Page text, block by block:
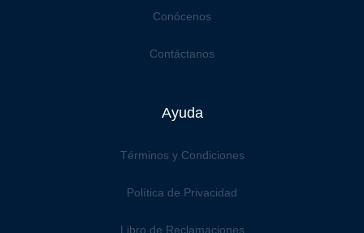
Conócenos
Contáctanos
Ayuda
Términos y Condiciones
Política de Privacidad
Libro de Reclamaciones